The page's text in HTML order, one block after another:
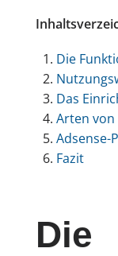
Die
Das
Arten
Fazit
Die